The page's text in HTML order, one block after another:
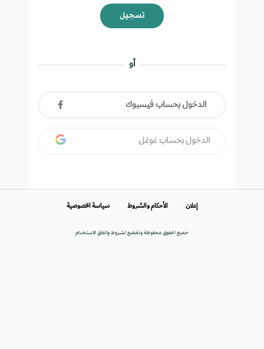
تسجيل
أو
الدخول بحساب فيسبوك
الدخول بحساب غوغل
جميع الحقوق محفوظة وتخضع لشروط واتفاق الاستخدام
إعلان الأحكام والشروط سياسة الخصوصية